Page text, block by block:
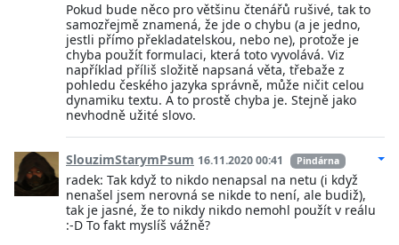
Pokud bude něco pro většinu čtenářů rušivé, tak to
samozřejmě znamená, že jde o chybu (a je jedno,
jestli přímo překladatelskou, nebo ne), protože je
chyba použít formulaci, která toto vyvolává. Viz
například příliš složitě napsaná věta, třebaže z
pohledu českého jazyka správně, může ničit celou
dynamiku textu. A to prostě chyba je. Stejně jako
nevhodně užité slovo.
SlouzimStarymPsum 16.11.2020 00:41 Pindárna
radek: Tak když to nikdo nenapsal na netu (i když
nenašel jsem nerovná se nikde to není, ale budiž),
tak je jasné, že to nikdy nikdo nemohl použít v reálu
:-D To fakt myslíš vážně?